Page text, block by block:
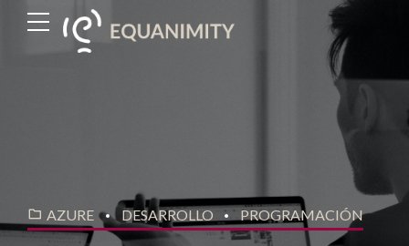
AZURE DESARROLLO PROGRAMACIÓN